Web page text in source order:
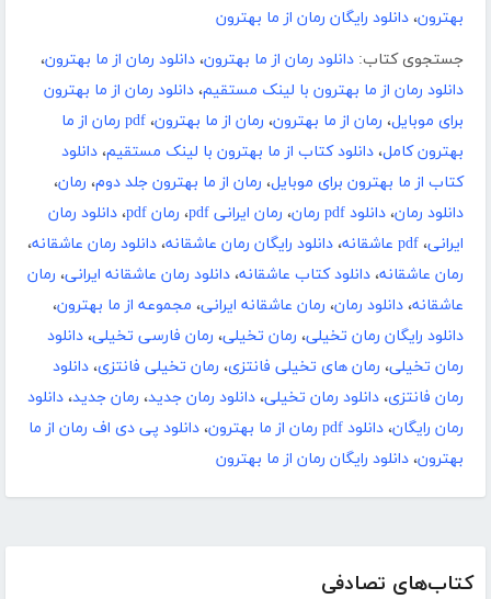
کتاب‌های تصادفی
بهترون، دانلود رایگان رمان از ما بهترون
جستجوی کتاب: دانلود رمان از ما بهترون، دانلود رمان از ما بهترون،
دانلود رمان از ما بهترون با لینک مستقیم، دانلود رمان از ما بهترون
برای موبایل، رمان از ما بهترون، رمان از ما بهترون،
pdf رمان از ما
بهترون کامل، دانلود کتاب از ما بهترون با لینک مستقیم، دانلود
کتاب از ما بهترون برای موبایل، رمان از ما بهترون جلد دوم، رمان،
دانلود رمان، دانلود pdf رمان ، رمان ایرانی pdf ، رمان pdf ، دانلود رمان
ایرانی، pdf عاشقانه ، دانلود رایگان رمان عاشقانه، دانلود رمان عاشقانه،
رمان عاشقانه، دانلود کتاب عاشقانه، دانلود رمان عاشقانه ایرانی، رمان
عاشقانه، دانلود رمان، رمان عاشقانه ایرانی، مجموعه از ما بهترون،
دانلود رایگان رمان تخیلی، رمان تخیلی، رمان فارسی تخیلی، دانلود
رمان تخیلی، رمان های تخیلی فانتزی، رمان تخیلی فانتزی، دانلود
رمان فانتزی، دانلود رمان تخیلی، دانلود رمان جدید، رمان جدید، دانلود
رمان رایگان، دانلود pdf رمان از ما بهترون ، دانلود پی دی اف رمان از ما
بهترون، دانلود رایگان رمان از ما بهترون